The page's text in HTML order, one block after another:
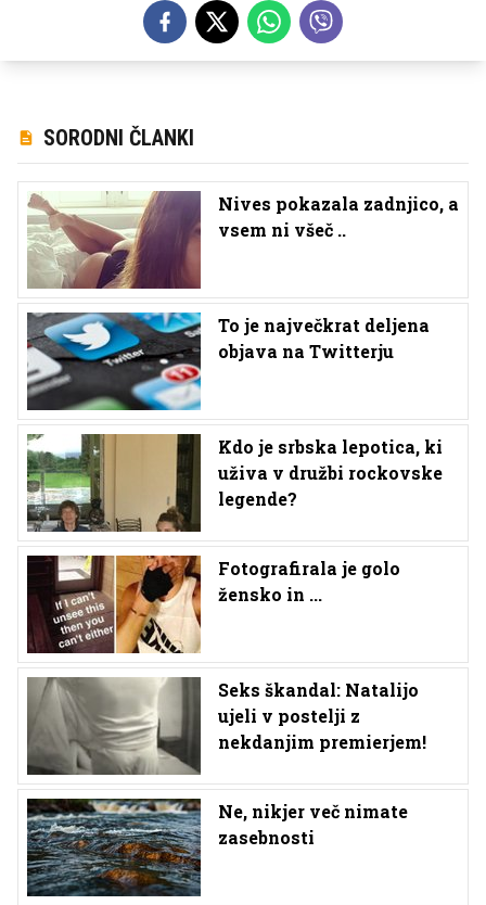
SORODNI ČLANKI
​​​​​​​Nives pokazala zadnjico, a
vsem ni všeč ..
To je največkrat deljena
objava na Twitterju
Kdo je srbska lepotica, ki
uživa v družbi rockovske
legende?
Fotografirala je golo
žensko in ...
Seks škandal: Natalijo
ujeli v postelji z
nekdanjim premierjem!
Ne, nikjer več nimate
zasebnosti